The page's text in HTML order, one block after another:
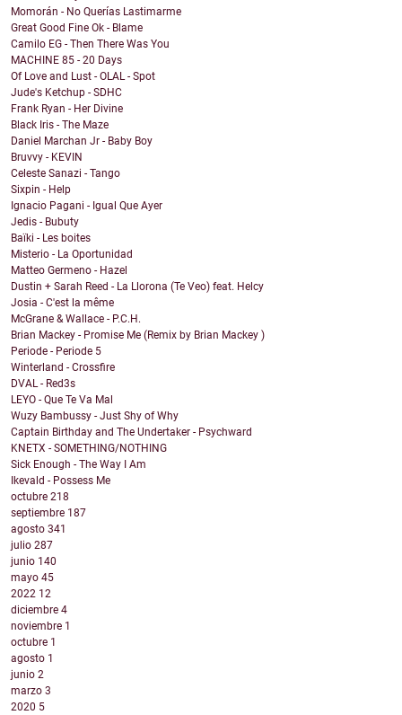
Momorán - No Querías Lastimarme
Great Good Fine Ok - Blame
Camilo EG - Then There Was You
MACHINE 85 - 20 Days
Of Love and Lust - OLAL - Spot
Jude's Ketchup - SDHC
Frank Ryan - Her Divine
Black Iris - The Maze
Daniel Marchan Jr - Baby Boy
Bruvvy - KEVIN
Celeste Sanazi - Tango
Sixpin - Help
Ignacio Pagani - Igual Que Ayer
Jedis - Bubuty
Baïki - Les boites
Misterio - La Oportunidad
Matteo Germeno - Hazel
Dustin + Sarah Reed - La Llorona (Te Veo) feat. Helcy
Josia - C'est la même
McGrane & Wallace - P.C.H.
Brian Mackey - Promise Me (Remix by Brian Mackey )
Periode - Periode 5
Winterland - Crossfire
DVAL - Red3s
LEYO - Que Te Va Mal
Wuzy Bambussy - Just Shy of Why
Captain Birthday and The Undertaker - Psychward
KNETX - SOMETHING/NOTHING
Sick Enough - The Way I Am
Ikevald - Possess Me
octubre 218
septiembre 187
agosto 341
julio 287
junio 140
mayo 45
2022 12
diciembre 4
noviembre 1
octubre 1
agosto 1
junio 2
marzo 3
2020 5